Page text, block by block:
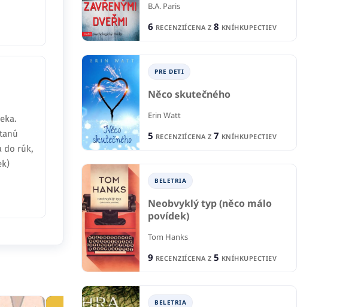
do rúk,
B.A. Paris
6 RECENZIÍCENA Z 8 KNÍHKUPECTIEV
PRE DETI
Něco skutečného
Erin Watt
5 RECENZIÍCENA Z 7 KNÍHKUPECTIEV
BELETRIA
Neobvyklý typ (něco málo
povídek)
Tom Hanks
9 RECENZIÍCENA Z 5 KNÍHKUPECTIEV
BELETRIA